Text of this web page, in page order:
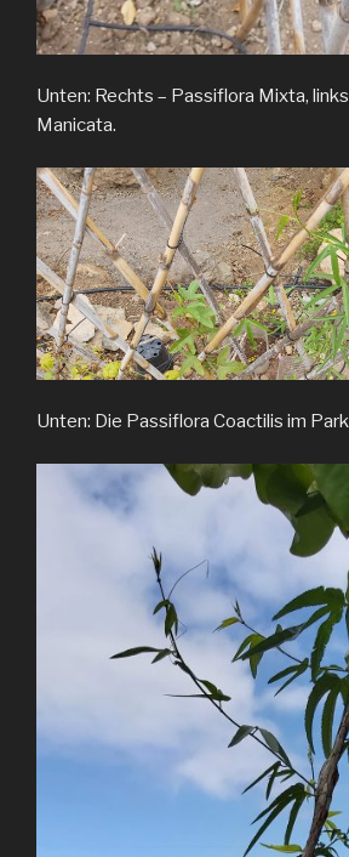
Unten: Rechts – Passiflora Mixta,
Manicata.
Unten: Die Passiflora Coactilis im